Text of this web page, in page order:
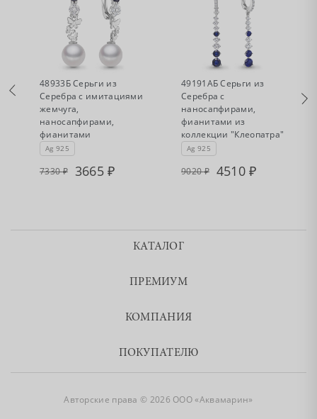
Есть в наличии
48933Б Серьги из
Серебра с имитациями
жемчуга,
наносапфирами,
фианитами
Ag 925
7330 3665
Есть в наличии
49191АБ Серьги из
Серебра с
наносапфирами,
фианитами из
коллекции "Клеопатра"
Ag 925
9020 4510
КАТАЛОГ
ПРЕМИУМ
КОМПАНИЯ
ПОКУПАТЕЛЮ
Авторские права © 2026 ООО «Аквамарин»